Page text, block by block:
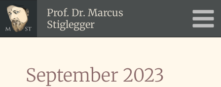
Zum
Inhalt
springen
Prof. Dr. Marcus
Stiglegger
Main
September 2023